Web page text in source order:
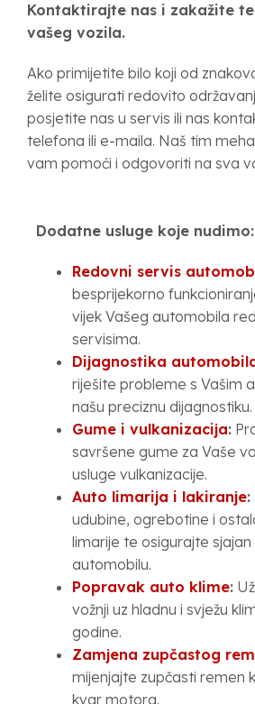
Kontaktirajte nas i zakažite
vašeg vozila.
Ako primijetite bilo koji od
želite osigurati redovito
posjetite nas u servis ili nas
telefona ili e-maila. Naš tim
vam pomoći i odgovoriti na sva
Dodatne usluge koje nudimo:
Redovni servis
besprijekorno
vijek Vašeg automobila
servisima.
Dijagnostika
riješite probleme s Vašim
našu preciznu dijagnostiku.
Gume i vulkanizacija:
savršene gume za Vaše
usluge vulkanizacije.
Auto limarija i lakiranje:
udubine, ogrebotine i
limarije te osigurajte
automobilu.
Popravak auto klime:
vožnji uz hladnu i svježu
godine.
Zamjena zupčastog
mijenjajte zupčasti remen
kvar motora.